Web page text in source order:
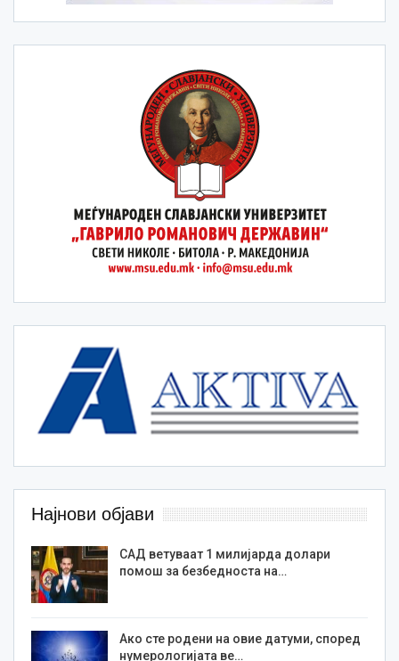
Најнови објави
САД ветуваат 1 милијарда долари
помош за безбедноста на…
Ако сте родени на овие датуми, според
нумерологијата ве…